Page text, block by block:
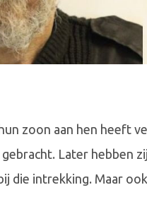
zoon aan hen heeft
Later hebben
die intrekking. Maar